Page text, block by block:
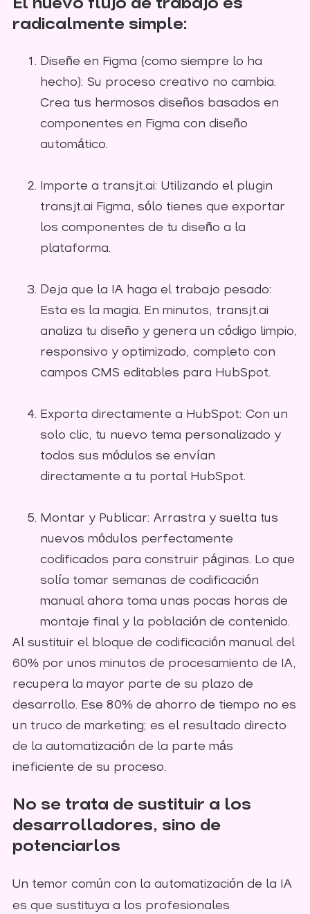
El nuevo flujo de trabajo es
radicalmente simple:
Diseñe en Figma (como siempre lo ha
hecho): Su proceso creativo no cambia.
Crea tus hermosos diseños basados en
componentes en Figma con diseño
automático.
Importe a transjt.ai: Utilizando el plugin
transjt.ai Figma, sólo tienes que exportar
los componentes de tu diseño a la
plataforma.
Deja que la IA haga el trabajo pesado:
Esta es la magia. En minutos, transjt.ai
analiza tu diseño y genera un código limpio,
responsivo y optimizado, completo con
campos CMS editables para HubSpot.
Exporta directamente a HubSpot: Con un
solo clic, tu nuevo tema personalizado y
todos sus módulos se envían
directamente a tu portal HubSpot.
Montar y Publicar: Arrastra y suelta tus
nuevos módulos perfectamente
codificados para construir páginas. Lo que
solía tomar semanas de codificación
manual ahora toma unas pocas horas de
montaje final y la población de contenido.
Al sustituir el bloque de codificación manual del
60% por unos minutos de procesamiento de IA,
recupera la mayor parte de su plazo de
desarrollo. Ese 80% de ahorro de tiempo no es
un truco de marketing; es el resultado directo
de la automatización de la parte más
ineficiente de su proceso.
No se trata de sustituir a los
desarrolladores, sino de
potenciarlos
Un temor común con la automatización de la IA
es que sustituya a los profesionales